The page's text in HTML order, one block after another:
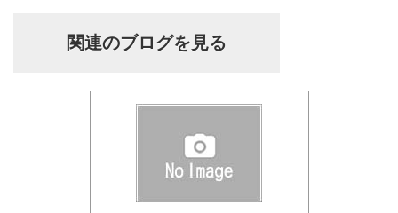
関連のブログを見る